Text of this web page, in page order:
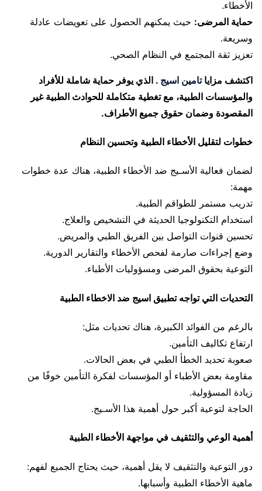
الأخطاء.
حماية المرضى: حيث يمكنهم الحصول على تعويضات عادلة
وسريعة.
تعزيز ثقة المجتمع في النظام الصحي.
اكتشف مزاياتامين اسيج . الذي يوفر حماية شاملة للأفراد
والمؤسسات الطبية، مع تغطية متكاملة للحوادث الطبية غير
المقصودة وضمان حقوق جميع الأطراف.
خطوات لتقليل الأخطاء الطبية وتحسين النظام
لضمان فعالية الأسـيج ضد الأخطاء الطبية، هناك عدة خطوات
مهمة:
تدريب مستمر للطواقم الطبية.
استخدام التكنولوجيا الحديثة في التشخيص والعلاج.
تحسين قنوات التواصل بين الفريق الطبي والمريض.
وضع إجراءات صارمة لفحص الأخطاء والتقارير الدورية.
التوعية بحقوق المرضى ومسؤوليات الأطباء.
التحديات التي تواجه تطبيق اسيج ضد الاخطاء الطبية
بالرغم من الفوائد الكبيرة، هناك تحديات مثل:
ارتفاع تكاليف التأمين.
صعوبة تحديد الخطأ الطبي في بعض الحالات.
مقاومة بعض الأطباء أو المؤسسات لفكرة التأمين خوفًا من
زيادة المسؤولية.
الحاجة لتوعية أكبر حول أهمية هذا الأسـيج.
أهمية الوعي والتثقيف في مواجهة الأخطاء الطبية
دور التوعية والتثقيف لا يقل أهمية، حيث يحتاج الجميع لفهم:
ماهية الأخطاء الطبية وأسبابها.